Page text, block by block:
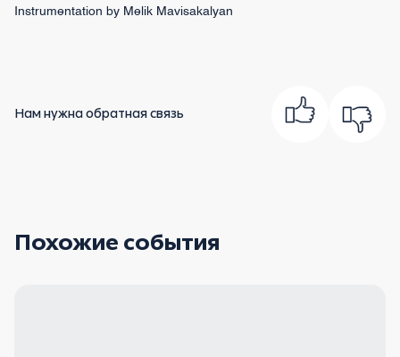
Instrumentation by Melik Mavisakalyan
Нам нужна обратная связь
Похожие события